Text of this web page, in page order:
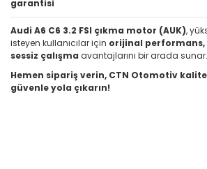
garantisi
Audi A6 C6 3.2 FSI çıkma motor (AUK),
isteyen kullanıcılar için orijinal performans,
sessiz çalışma avantajlarını bir arada sunar.
Hemen sipariş verin, CTN Otomotiv
güvenle yola çıkarın!